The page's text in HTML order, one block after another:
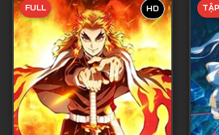
Tập 8
Tập 9
Tập 10
Tập 11
HD
FULL